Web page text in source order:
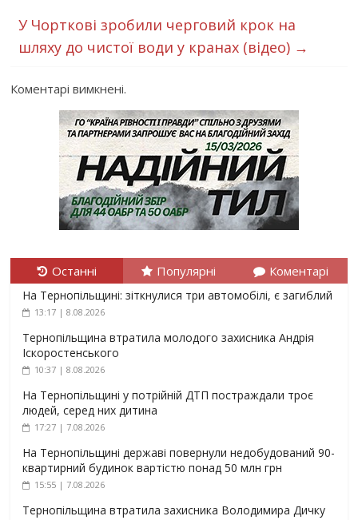
У Чорткові зробили черговий крок на
шляху до чистої води у кранах (відео) →
Коментарі вимкнені.
Останні Популярні Коментарі
На Тернопільщині: зіткнулися три автомобілі, є загиблий
13:17 | 8.08.2026
Тернопільщина втратила молодого захисника Андрія
Іскоростенського
10:37 | 8.08.2026
На Тернопільщині у потрійній ДТП постраждали троє
людей, серед них дитина
17:27 | 7.08.2026
На Тернопільщині державі повернули недобудований 90-
квартирний будинок вартістю понад 50 млн грн
15:55 | 7.08.2026
Тернопільщина втратила захисника Володимира Дичку